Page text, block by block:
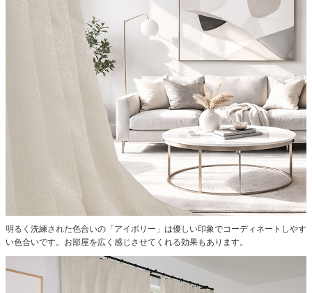
明るく洗練された色合いの「アイボリー」は優しい印象でコーディネートしやす
い色合いです。お部屋を広く感じさせてくれる効果もあります。